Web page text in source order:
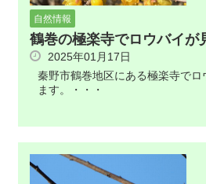
自然情報
鶴巻の極楽寺でロウバイが
2025年01月17日
秦野市鶴巻地区にある極楽寺で
ます。・・・